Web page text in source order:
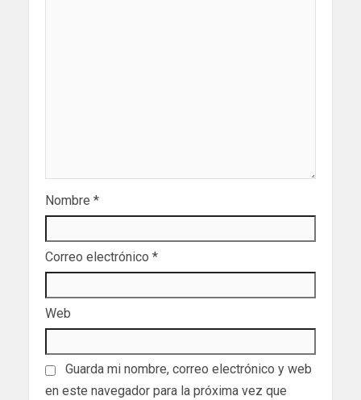
Nombre *
Correo electrónico *
Web
Guarda mi nombre, correo electrónico y web
en este navegador para la próxima vez que